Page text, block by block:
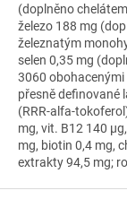
(doplněno
železo 188 mg
železnatým
selen 0,35 mg
3060
přesně definované
(RRR-alfa-
mg, vit. B12 140
mg, biotin 0,4 mg,
extrakty 94,5 mg;